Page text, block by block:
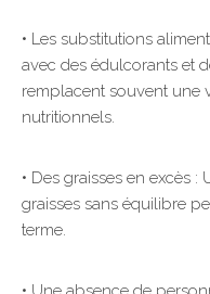
• Les substitutions
avec des édulcorants et
remplacent souvent une
nutritionnels.
• Des graisses en excès
graisses sans équilibre
terme.